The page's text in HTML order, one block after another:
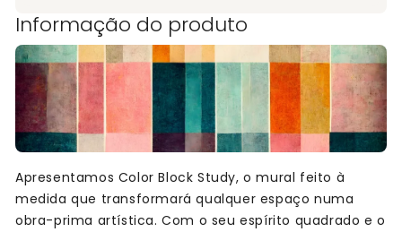
Informação do produto
Apresentamos Color Block Study, o mural feito à
medida que transformará qualquer espaço numa
obra-prima artística. Com o seu espírito quadrado e o